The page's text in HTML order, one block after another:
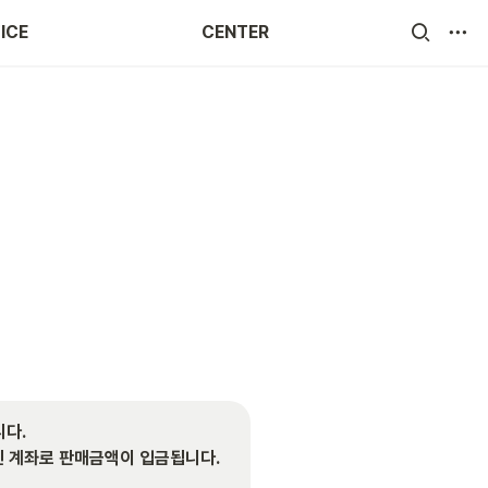
CENTER
다.
좌로 판매금액이 입금됩니다.